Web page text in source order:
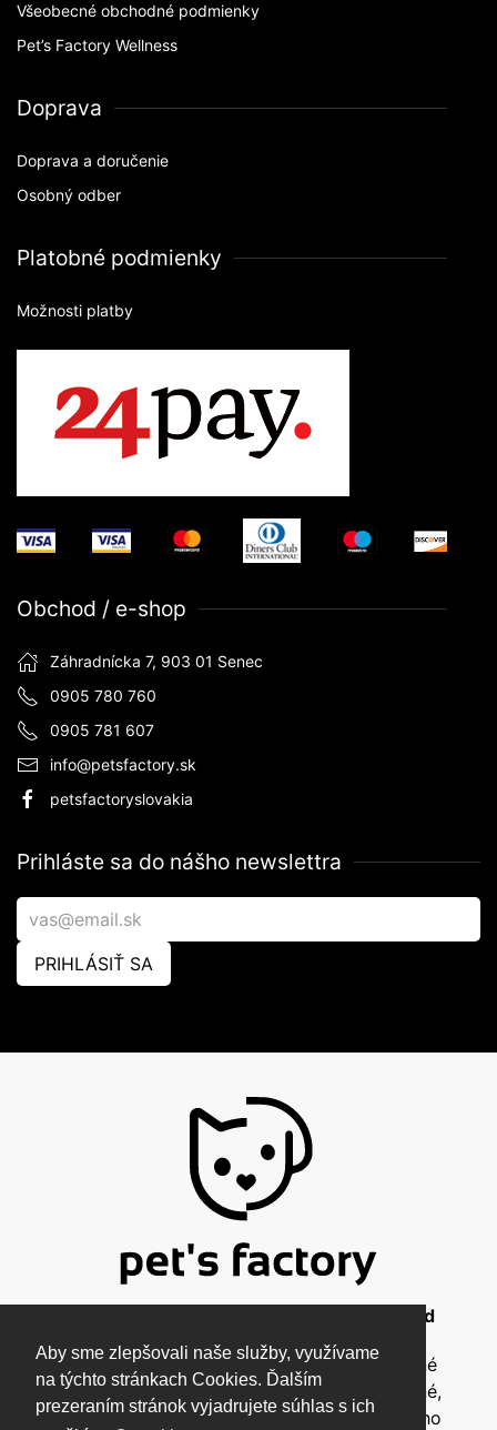
Aby sme zlepšovali naše služby, využívame
na týchto stránkach Cookies. Ďalším
prezeraním stránok vyjadrujete súhlas s ich
Všeobecné obchodné podmienky
Pet’s Factory Wellness
Doprava
Doprava a doručenie
Osobný odber
Platobné podmienky
Možnosti platby
Obchod / e-shop
Záhradnícka 7, 903 01 Senec
0905 780 760
0905 781 607
info@petsfactory.sk
petsfactoryslovakia
Prihláste sa do nášho newslettra
PRIHLÁSIŤ SA
© 2026 Pet's Factory - All Rights Reserved
Táto stránka a všetky jej súčasti sú chránené
autorským zákonom a nesmú byť kopírované,
rozmnožované ani inak šírené bez písomného